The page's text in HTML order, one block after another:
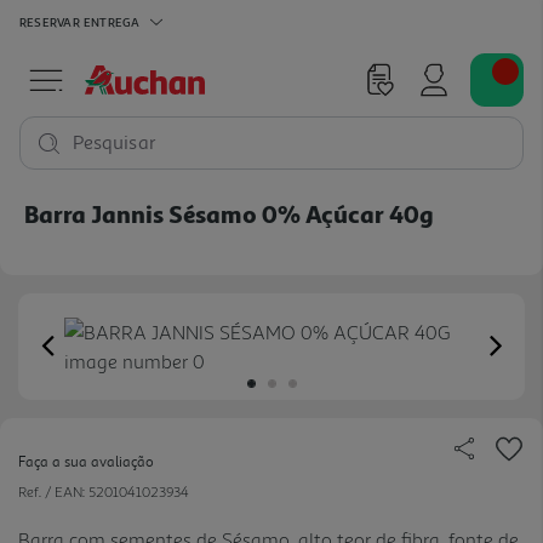
RESERVAR ENTREGA
Pesquisar
Barra Jannis Sésamo 0% Açúcar 40g
Previous
Faça a sua avaliação
Ref. / EAN: 5201041023934